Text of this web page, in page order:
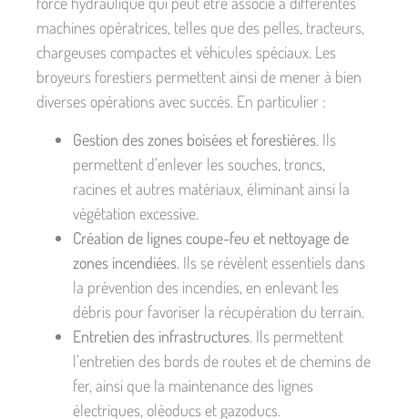
machines opératrices, telles que des pelles, tracteurs,
chargeuses compactes et véhicules spéciaux. Les
broyeurs forestiers permettent ainsi de mener à bien
diverses opérations avec succès. En particulier :
Gestion des zones boisées et forestières. Ils
permettent d’enlever les souches, troncs,
racines et autres matériaux, éliminant ainsi la
végétation excessive.
Création de lignes coupe-feu et nettoyage de
zones incendiées. Ils se révèlent essentiels dans
la prévention des incendies, en enlevant les
débris pour favoriser la récupération du terrain.
Entretien des infrastructures. Ils permettent
l’entretien des bords de routes et de chemins de
fer, ainsi que la maintenance des lignes
électriques, oléoducs et gazoducs.